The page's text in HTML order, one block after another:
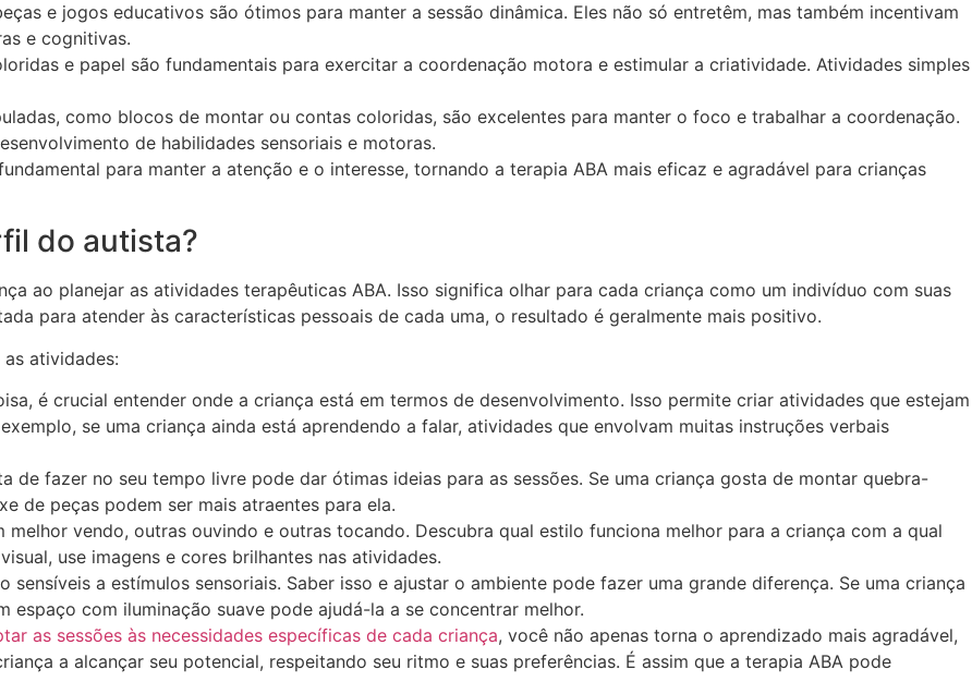
e jogos educativos são ótimos para manter a sessão dinâmica. Eles não só entretêm, mas também incentivam
e cognitivas.
e papel são fundamentais para exercitar a coordenação motora e estimular a criatividade. Atividades simples
como blocos de montar ou contas coloridas, são excelentes para manter o foco e trabalhar a coordenação.
de habilidades sensoriais e motoras.
para manter a atenção e o interesse, tornando a terapia ABA mais eficaz e agradável para crianças
do autista?
ao planejar as atividades terapêuticas ABA. Isso significa olhar para cada criança como um indivíduo com suas
para atender às características pessoais de cada uma, o resultado é geralmente mais positivo.
atividades:
é crucial entender onde a criança está em termos de desenvolvimento. Isso permite criar atividades que estejam
se uma criança ainda está aprendendo a falar, atividades que envolvam muitas instruções verbais
de fazer no seu tempo livre pode dar ótimas ideias para as sessões. Se uma criança gosta de montar quebra-
de peças podem ser mais atraentes para ela.
melhor vendo, outras ouvindo e outras tocando. Descubra qual estilo funciona melhor para a criança com a qual
use imagens e cores brilhantes nas atividades.
sensíveis a estímulos sensoriais. Saber isso e ajustar o ambiente pode fazer uma grande diferença. Se uma criança
espaço com iluminação suave pode ajudá-la a se concentrar melhor.
as sessões às necessidades específicas de cada criança, você não apenas torna o aprendizado mais agradável,
a alcançar seu potencial, respeitando seu ritmo e suas preferências. É assim que a terapia ABA pode